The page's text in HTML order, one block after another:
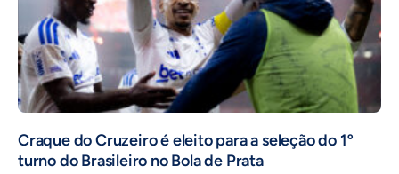
Craque do Cruzeiro é eleito para a seleção do 1º
turno do Brasileiro no Bola de Prata